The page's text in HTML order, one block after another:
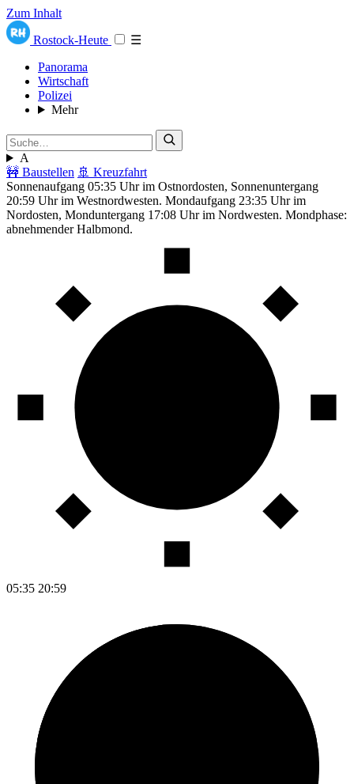
Zum Inhalt
Rostock-Heute
☰
Panorama
Wirtschaft
Polizei
Mehr
A
🚧 Baustellen 🚢 Kreuzfahrt
Sonnenaufgang 05:35 Uhr im Ostnordosten, Sonnenuntergang
20:59 Uhr im Westnordwesten. Mondaufgang 23:35 Uhr im
Nordosten, Monduntergang 17:08 Uhr im Nordwesten. Mondphase:
abnehmender Halbmond.
05:35 20:59